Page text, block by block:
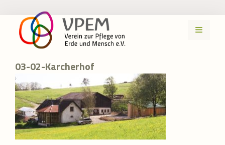
Inhalt
springen
MENÜ
03-02-Karcherhof